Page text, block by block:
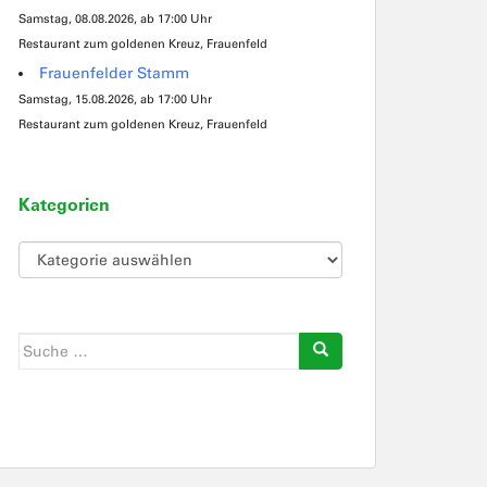
Samstag, 08.08.2026, ab 17:00 Uhr
Restaurant zum goldenen Kreuz, Frauenfeld
Frauenfelder Stamm
Samstag, 15.08.2026, ab 17:00 Uhr
Restaurant zum goldenen Kreuz, Frauenfeld
Kategorien
Kategorien
Suche